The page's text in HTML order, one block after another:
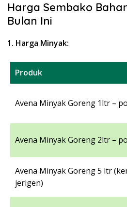
Harga Sembako
Bulan Ini
1. Harga Minyak:
Produk
Avena Minyak Goreng 1ltr –
Avena Minyak Goreng 2ltr –
Avena Minyak Goreng 5 ltr
jerigen)